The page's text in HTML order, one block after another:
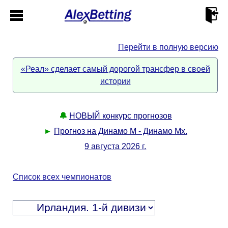
Описание
Прогнозы
Перейти в полную версию
«Реал» сделает самый дорогой трансфер в своей
истории
🔔 НОВЫЙ конкурс прогнозов
► Прогноз на Динамо М - Динамо Мх.
9 августа 2026 г.
Список всех чемпионатов